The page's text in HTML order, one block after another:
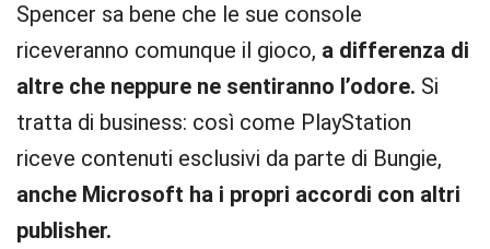
Spencer sa bene che le sue console
riceveranno comunque il gioco, a differenza di
altre che neppure ne sentiranno l’odore. Si
tratta di business: così come PlayStation
riceve contenuti esclusivi da parte di Bungie,
anche Microsoft ha i propri accordi con altri
publisher.